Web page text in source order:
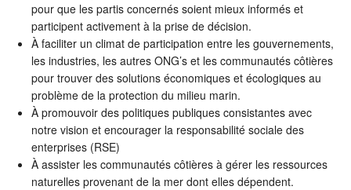
pour que les partis concernés soient mieux informés et
participent activement à la prise de décision.
À faciliter un climat de participation entre les gouvernements,
les industries, les autres ONG’s et les communautés côtières
pour trouver des solutions économiques et écologiques au
problème de la protection du milieu marin.
À promouvoir des politiques publiques consistantes avec
notre vision et encourager la responsabilité sociale des
enterprises (RSE)
À assister les communautés côtières à gérer les ressources
naturelles provenant de la mer dont elles dépendent.